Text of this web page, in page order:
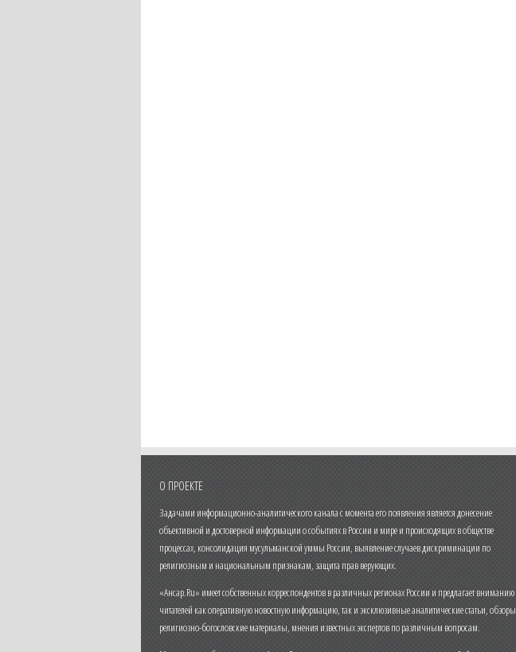
О ПРОЕКТЕ
Задачами информационно-аналитического канала с момента его появления является донесение
объективной и достоверной информации о событиях в России и мире и происходящих в обществе
процессах, консолидация мусульманской уммы России, выявление случаев дискриминации по
религиозным и национальным признакам, защита прав верующих.
«Ансар.Ru» имеет собственных корреспондентов в различных регионах России и предлагает вниманию
читателей как оперативную новостную информацию, так и эксклюзивные аналитические статьи, обзоры,
религиозно-богословские материалы, мнения известных экспертов по различным вопросам.